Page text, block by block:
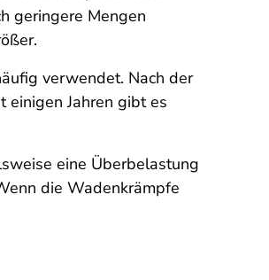
geringere Mengen
verwendet. Nach der
einigen Jahren gibt es
eine Überbelastung
die Wadenkrämpfe